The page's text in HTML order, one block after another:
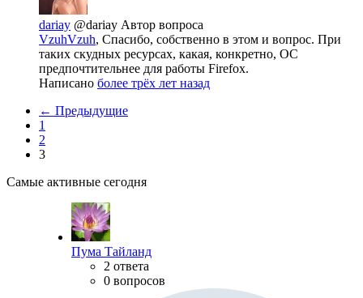
dariay @dariay Автор вопроса
VzuhVzuh, Спасибо, собственно в этом и вопрос. При
таких скудных ресурсах, какая, конкретно, ОС
предпочтительнее для работы Firefox.
Написано более трёх лет назад
← Предыдущие
1
2
3
Самые активные сегодня
Пума Тайланд
2 ответа
0 вопросов